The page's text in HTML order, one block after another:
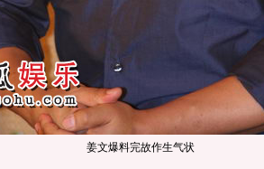
姜文爆料完故作生气状